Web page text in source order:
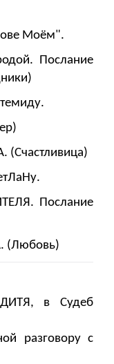
Моём".
Послание
(Счастливица)
Послание
(Любовь)
ДИТЯ, в Судеб
разговору с